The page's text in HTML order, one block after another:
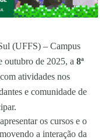
(UFFS) – Campus
outubro de 2025, a 8ª
atividades nos
e comunidade de
os cursos e o
a interação da